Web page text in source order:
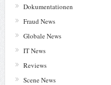
Dokumentationen
Fraud News
Globale News
IT News
Reviews
Scene News